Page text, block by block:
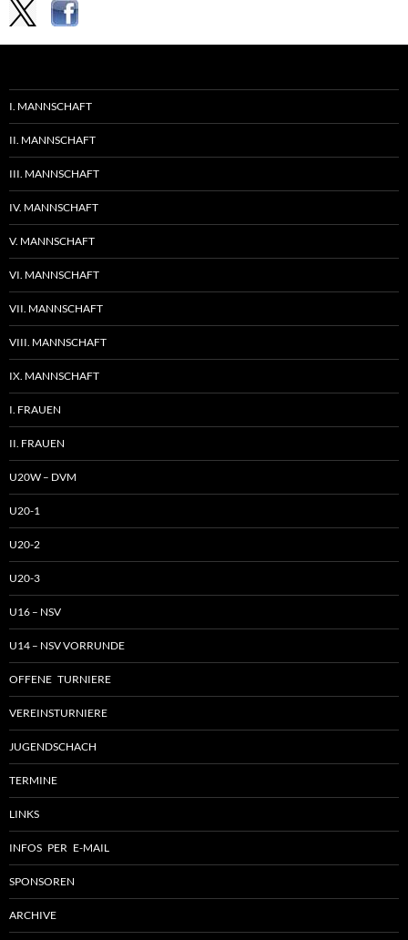
I. MANNSCHAFT
II. MANNSCHAFT
III. MANNSCHAFT
IV. MANNSCHAFT
V. MANNSCHAFT
VI. MANNSCHAFT
VII. MANNSCHAFT
VIII. MANNSCHAFT
IX. MANNSCHAFT
I. FRAUEN
II. FRAUEN
U20W – DVM
U20-1
U20-2
U20-3
U16 – NSV
U14 – NSV VORRUNDE
OFFENE TURNIERE
VEREINSTURNIERE
JUGENDSCHACH
TERMINE
LINKS
INFOS PER E-MAIL
SPONSOREN
ARCHIVE